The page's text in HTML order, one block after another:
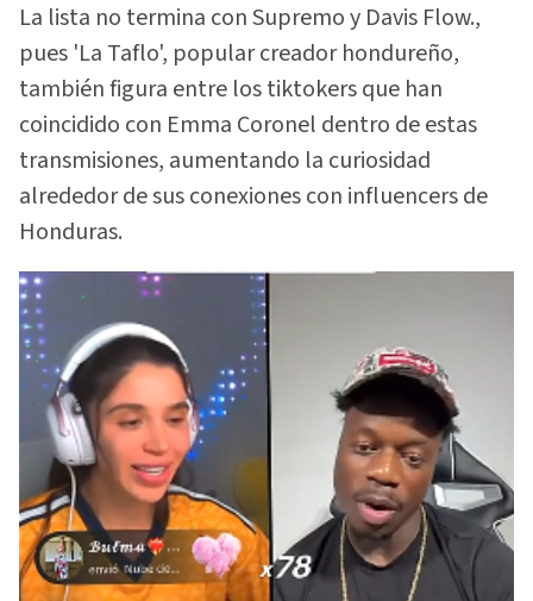
La lista no termina con Supremo y Davis Flow.,
pues 'La Taflo', popular creador hondureño,
también figura entre los tiktokers que han
coincidido con Emma Coronel dentro de estas
transmisiones, aumentando la curiosidad
alrededor de sus conexiones con influencers de
Honduras.